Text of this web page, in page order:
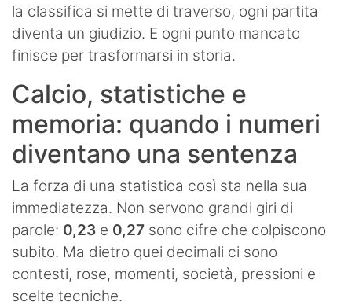
la classifica si mette di traverso, ogni partita
diventa un giudizio. E ogni punto mancato
finisce per trasformarsi in storia.
Calcio, statistiche e
memoria: quando i numeri
diventano una sentenza
La forza di una statistica così sta nella sua
immediatezza. Non servono grandi giri di
parole: 0,23 e 0,27 sono cifre che colpiscono
subito. Ma dietro quei decimali ci sono
contesti, rose, momenti, società, pressioni e
scelte tecniche.